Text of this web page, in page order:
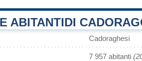
ABITANTIDI
Cadoraghesi
7 957 abitanti